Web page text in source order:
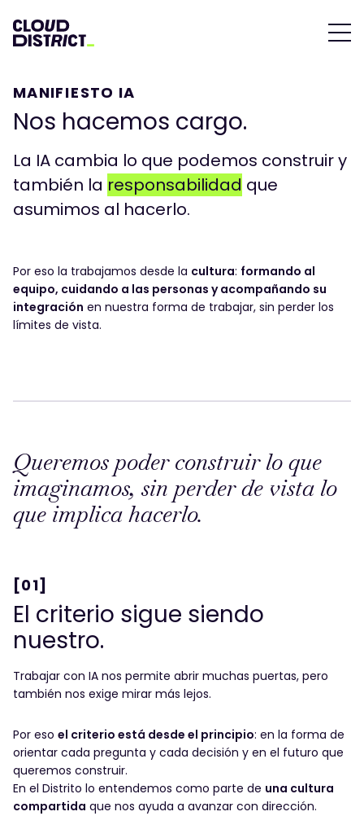
MANIFIESTO IA
Nos hacemos cargo.
La IA cambia lo que podemos construir y
también la responsabilidad que
asumimos al hacerlo.
Por eso la trabajamos desde la cultura: formando al
equipo, cuidando a las personas y acompañando su
integración en nuestra forma de trabajar, sin perder los
límites de vista.
Queremos poder construir lo que
imaginamos, sin perder de vista lo
que implica hacerlo.
[01]
El criterio sigue siendo
nuestro.
Trabajar con IA nos permite abrir muchas puertas, pero
también nos exige mirar más lejos.
Por eso el criterio está desde el principio: en la forma de
orientar cada pregunta y cada decisión y en el futuro que
queremos construir.
En el Distrito lo entendemos como parte de una cultura
compartida que nos ayuda a avanzar con dirección.